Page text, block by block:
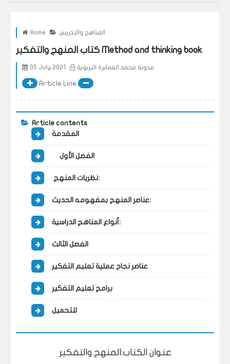
Home المناهج والتدريس
كتاب المنهج والتفكير Method and thinking book
05 July 2021
Article Line
Article contents
المقدمة
نظريات المنهج:
عناصر المنهج بمفهومه الحديث:
أنواع المناهج الدراسية:
الفصل الثالث
عناصر نجاح عملية تعليم التفكير
برامج تعليم التفكير
للتحميل
عنوان الكتاب:المنهج والتفكير